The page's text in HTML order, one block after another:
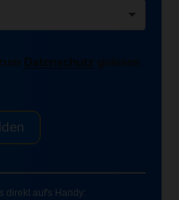
Datenschutz
direkt auf's Handy: